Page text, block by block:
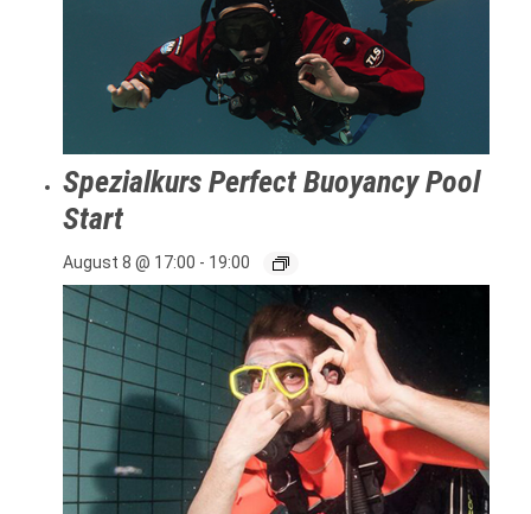
Spezialkurs Perfect Buoyancy Pool
Start
August 8 @ 17:00 - 19:00